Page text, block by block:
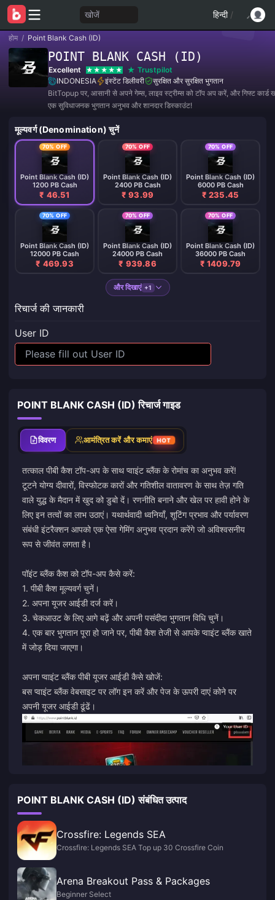
खोजें हिन्दी /
होम / Point Blank Cash (ID)
POINT BLANK CASH (ID)
Excellent
Trustpilot
INDONESIA
इंस्टेंट डिलीवरी
सुरक्षित और सुरक्षित भुगतान
BitTopup पर, आसानी से अपने गेम्स, लाइव स्ट्रीम्स को टॉप अप करें, और गिफ्ट कार्ड
एक सुविधाजनक भुगतान अनुभव और शानदार डिस्काउंट!
मूल्यवर्ग (Denomination) चुनें
70% OFF
Point Blank Cash (ID)
1200 PB Cash
₹ 46.51
70% OFF
Point Blank Cash (ID)
2400 PB Cash
₹ 93.99
70% OFF
Point Blank Cash (ID)
6000 PB Cash
₹ 235.45
70% OFF
Point Blank Cash (ID)
12000 PB Cash
₹ 469.93
70% OFF
Point Blank Cash (ID)
24000 PB Cash
₹ 939.86
70% OFF
Point Blank Cash (ID)
36000 PB Cash
₹ 1409.79
और दिखाएं +1
रिचार्ज की जानकारी
User ID
POINT BLANK CASH (ID) रिचार्ज गाइड
विवरण आमंत्रित करें और कमाएं HOT
तत्काल पीबी कैश टॉप-अप के साथ प्वाइंट ब्लैंक के रोमांच का अनुभव करें!
टूटने योग्य दीवारों, विस्फोटक कारों और गतिशील वातावरण के साथ तेज़ गति
वाले युद्ध के मैदान में खुद को डुबो दें। रणनीति बनाने और खेल पर हावी होने के
लिए इन तत्वों का लाभ उठाएं। यथार्थवादी ध्वनियाँ, शूटिंग प्रभाव और पर्यावरण
संबंधी इंटरैक्शन आपको एक ऐसा गेमिंग अनुभव प्रदान करेंगे जो अविश्वसनीय
रूप से जीवंत लगता है।
पॉइंट ब्लैंक कैश को टॉप-अप कैसे करें:
1. पीबी कैश मूल्यवर्ग चुनें।
2. अपना यूजर आईडी दर्ज करें।
3. चेकआउट के लिए आगे बढ़ें और अपनी पसंदीदा भुगतान विधि चुनें।
4. एक बार भुगतान पूरा हो जाने पर, पीबी कैश तेजी से आपके प्वाइंट ब्लैंक खाते
में जोड़ दिया जाएगा।
अपना प्वाइंट ब्लैंक पीबी यूजर आईडी कैसे खोजें:
बस प्वाइंट ब्लैंक वेबसाइट पर लॉग इन करें और पेज के ऊपरी दाएं कोने पर
अपनी यूजर आईडी ढूंढें।
POINT BLANK CASH (ID) संबंधित उत्पाद
Crossfire: Legends SEA
Crossfire: Legends SEA Top up 30 Crossfire Coin
Arena Breakout Pass & Packages
Beginner Select